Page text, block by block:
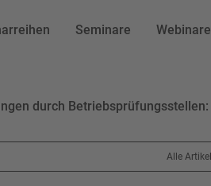
Seminare Webinare
durch
Alle